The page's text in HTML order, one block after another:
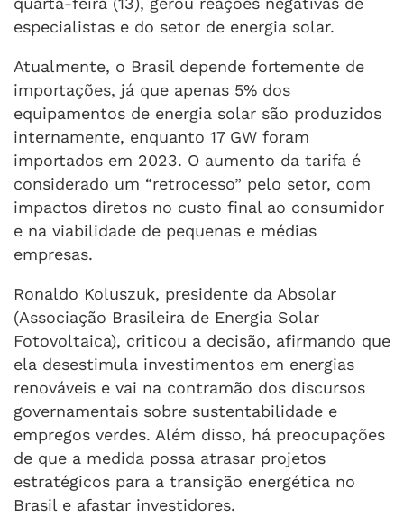
especialistas e do setor de energia solar.
Atualmente, o Brasil depende fortemente de
importações, já que apenas 5% dos
equipamentos de energia solar são produzidos
internamente, enquanto 17 GW foram
importados em 2023. O aumento da tarifa é
considerado um “retrocesso” pelo setor, com
impactos diretos no custo final ao consumidor
e na viabilidade de pequenas e médias
empresas.
Ronaldo Koluszuk, presidente da Absolar
(Associação Brasileira de Energia Solar
Fotovoltaica), criticou a decisão, afirmando que
ela desestimula investimentos em energias
renováveis e vai na contramão dos discursos
governamentais sobre sustentabilidade e
empregos verdes. Além disso, há preocupações
de que a medida possa atrasar projetos
estratégicos para a transição energética no
Brasil e afastar investidores.